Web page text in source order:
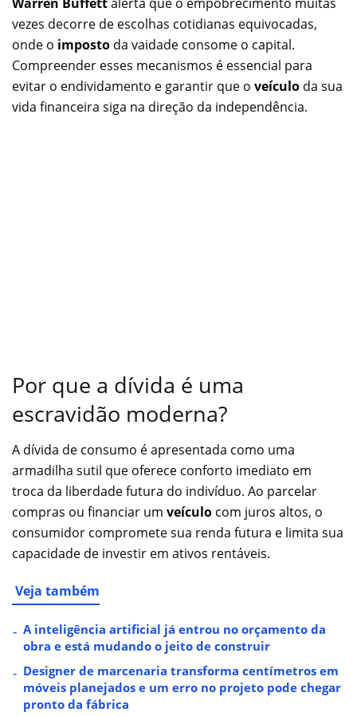
vezes decorre de escolhas cotidianas equivocadas,
onde o imposto da vaidade consome o capital.
Compreender esses mecanismos é essencial para
evitar o endividamento e garantir que o veículo da sua
vida financeira siga na direção da independência.
Por que a dívida é uma
escravidão moderna?
A dívida de consumo é apresentada como uma
armadilha sutil que oferece conforto imediato em
troca da liberdade futura do indivíduo. Ao parcelar
compras ou financiar um veículo com juros altos, o
consumidor compromete sua renda futura e limita sua
capacidade de investir em ativos rentáveis.
Veja também
A inteligência artificial já entrou no orçamento da
obra e está mudando o jeito de construir
Designer de marcenaria transforma centímetros em
móveis planejados e um erro no projeto pode chegar
pronto da fábrica